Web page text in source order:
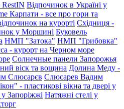
RestIN Відпочинок в Україні у
Карпати - все про гори та
на курорті Східниця -
у Моршині Буковель
НМП "Затока" НМП "Грибовка"
- курорт на Черном море
Солнечные панели Запорожья
віск та вощина Долина Меду -
Слюсарєв Слюсарев Вадим
- пластикові вікна та двері у
Запоріжжі Натяжні стелі у